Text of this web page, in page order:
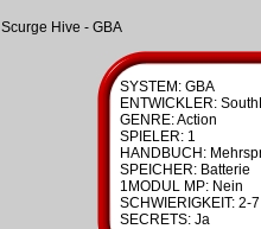
Scurge Hive - GBA
SYSTEM: GBA
ENTWICKLER:
GENRE: Action
SPIELER: 1
HANDBUCH:
SPEICHER: Batterie
1MODUL MP: Nein
SCHWIERIGKEIT: 2-7
SECRETS: Ja